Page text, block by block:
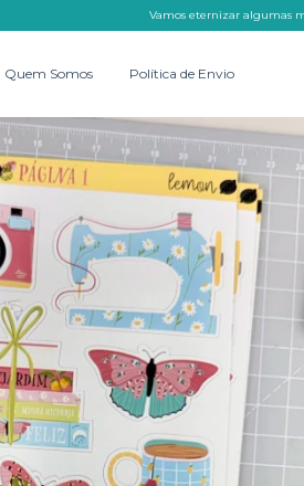
Vamos eternizar algumas
Quem Somos Política de Envio